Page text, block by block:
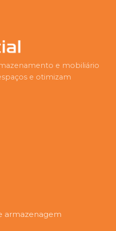
e mobiliário
e otimizam
armazenagem